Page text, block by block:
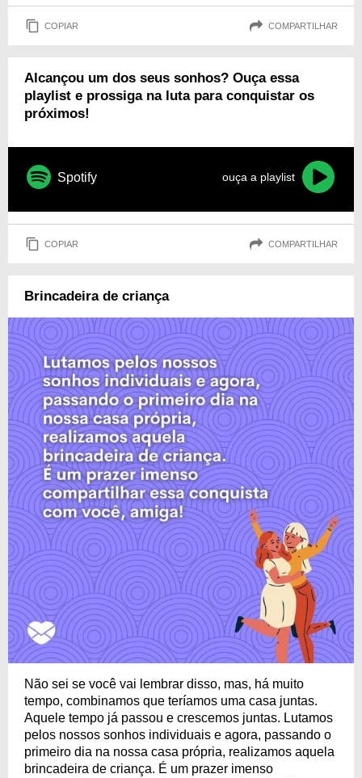
COPIAR COMPARTILHAR
Alcançou um dos seus sonhos? Ouça essa
playlist e prossiga na luta para conquistar os
próximos!
Spotify ouça a playlist
COPIAR COMPARTILHAR
Brincadeira de criança
Não sei se você vai lembrar disso, mas, há muito
tempo, combinamos que teríamos uma casa juntas.
Aquele tempo já passou e crescemos juntas. Lutamos
pelos nossos sonhos individuais e agora, passando o
primeiro dia na nossa casa própria, realizamos aquela
brincadeira de criança. É um prazer imenso